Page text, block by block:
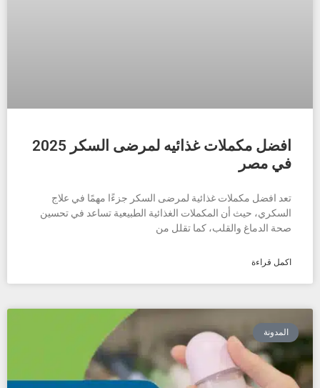
افضل مكملات غذائيه لمرضى السكر 2025
في مصر
تعد افضل مكملات غذائية لمرضى السكر جزءًا مهمًا في علاج
السكري، حيث أن المكملات الغذائية الطبيعية تساعد في تحسين
صحة الدماغ والقلب، كما تقلل من
اكمل قراءة
المدونة